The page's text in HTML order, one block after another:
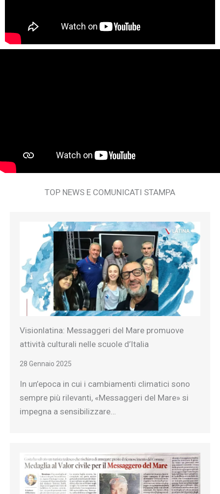
TOP NEWS E COMUNICATI STAMPA
Visionlatina: Messaggeri del Mare promuove
attività culturali nelle scuole d’Italia
28 Gennaio 2025
In un’epoca in cui i cambiamenti climatici sono
sempre più rilevanti, «Messaggeri del Mare» si
impegna a sensibilizzare…